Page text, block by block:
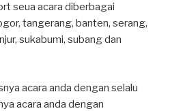
seua acara diberbagai
tangerang, banten, serang,
sukabumi, subang dan
acara anda dengan selalu
acara anda dengan